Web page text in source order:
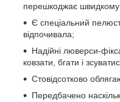
перешкоджає
Є спеціальний
відпочивала;
Надійні люверси-
ковзати, бгати і
Стовідсотково
Передбачено